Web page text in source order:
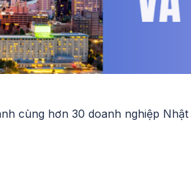
cùng hơn 30 doanh nghiệp